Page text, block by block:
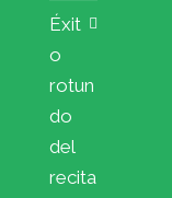
Éxit
o
rotun
do
del
recita